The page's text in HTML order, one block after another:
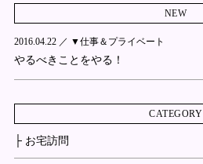
NEW
2016.04.22 ／ ▼仕事＆プライベート
やるべきことをやる！
CATEGORY
├ お宅訪問